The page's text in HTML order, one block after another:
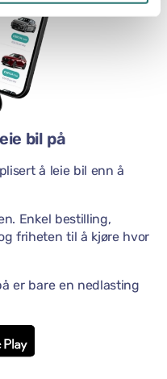
bil på
å leie bil enn å
Enkel bestilling,
friheten til å kjøre hvor
er bare en nedlasting